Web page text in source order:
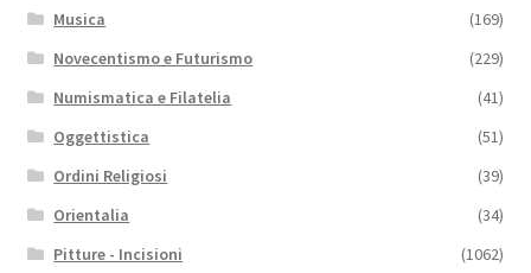
Musica
(169)
Novecentismo e Futurismo
(229)
Numismatica e Filatelia
(41)
Oggettistica
(51)
Ordini Religiosi
(39)
Orientalia
(34)
Pitture - Incisioni
(1062)